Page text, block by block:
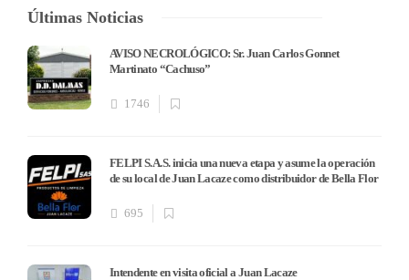
Últimas Noticias
AVISO NECROLÓGICO: Sr. Juan Carlos Gonnet
Martinato “Cachuso”
1746
FELPI S.A.S. inicia una nueva etapa y asume la operación
de su local de Juan Lacaze como distribuidor de Bella Flor
695
Intendente en visita oficial a Juan Lacaze